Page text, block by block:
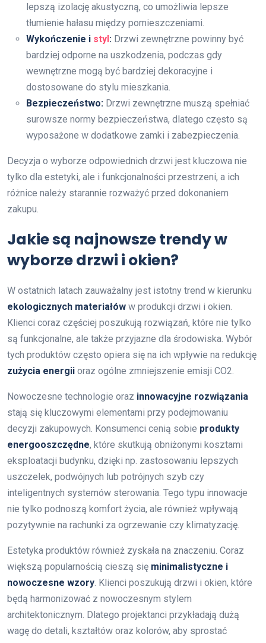
lepszą izolację akustyczną, co umożliwia lepsze
tłumienie hałasu między pomieszczeniami.
Wykończenie i styl: Drzwi zewnętrzne powinny być
bardziej odporne na uszkodzenia, podczas gdy
wewnętrzne mogą być bardziej dekoracyjne i
dostosowane do stylu mieszkania.
Bezpieczeństwo: Drzwi zewnętrzne muszą spełniać
surowsze normy bezpieczeństwa, dlatego często są
wyposażone w dodatkowe zamki i zabezpieczenia.
Decyzja o wyborze odpowiednich drzwi jest kluczowa nie
tylko dla estetyki, ale i funkcjonalności przestrzeni, a ich
różnice należy starannie rozważyć przed dokonaniem
zakupu.
Jakie są najnowsze trendy w
wyborze drzwi i okien?
W ostatnich latach zauważalny jest istotny trend w kierunku
ekologicznych materiałów w produkcji drzwi i okien.
Klienci coraz częściej poszukują rozwiązań, które nie tylko
są funkcjonalne, ale także przyjazne dla środowiska. Wybór
tych produktów często opiera się na ich wpływie na redukcję
zużycia energii oraz ogólne zmniejszenie emisji CO2.
Nowoczesne technologie oraz innowacyjne rozwiązania
stają się kluczowymi elementami przy podejmowaniu
decyzji zakupowych. Konsumenci cenią sobie produkty
energooszczędne, które skutkują obniżonymi kosztami
eksploatacji budynku, dzięki np. zastosowaniu lepszych
uszczelek, podwójnych lub potrójnych szyb czy
inteligentnych systemów sterowania. Tego typu innowacje
nie tylko podnoszą komfort życia, ale również wpływają
pozytywnie na rachunki za ogrzewanie czy klimatyzację.
Estetyka produktów również zyskała na znaczeniu. Coraz
większą popularnością cieszą się minimalistyczne i
nowoczesne wzory . Klienci poszukują drzwi i okien, które
będą harmonizować z nowoczesnym stylem
architektonicznym. Dlatego projektanci przykładają dużą
wagę do detali, kształtów oraz kolorów, aby sprostać